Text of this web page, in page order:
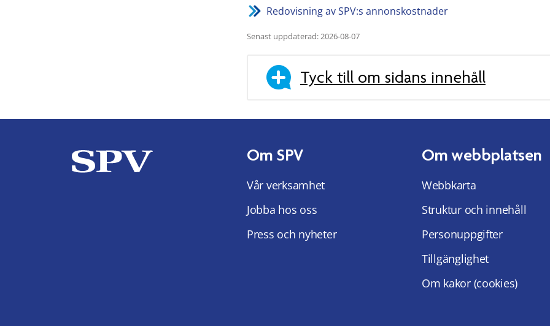
Redovisning av SPV:s annonskostnader
Senast uppdaterad: 2026-08-07
Tyck till om sidans innehåll
Om SPV
Vår verksamhet
Jobba hos oss
Press och nyheter
Om webbplatsen
Webbkarta
Struktur och innehåll
Personuppgifter
Tillgänglighet
Om kakor (cookies)